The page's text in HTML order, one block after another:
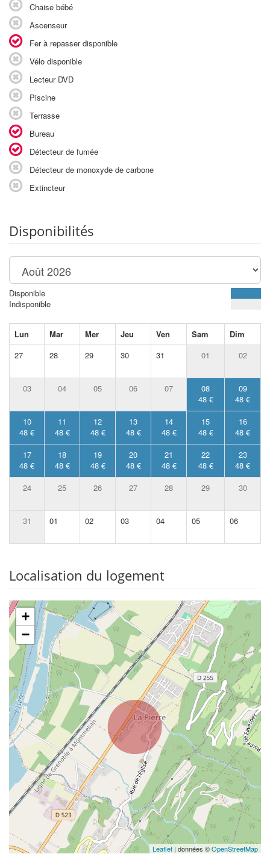
Chaise bébé
Ascenseur
Fer à repasser disponible
Vélo disponible
Lecteur DVD
Piscine
Terrasse
Bureau
Détecteur de fumée
Détecteur de monoxyde de carbone
Extincteur
Disponibilités
Disponible
Indisponible
Lun Mar Mer Jeu Ven Sam
Dim
27
28 29 30 31 01 02
03 04 05 06 07
08
48 €
09
48 €
10
48 €
11
48 €
12
48 €
13
48 €
14
48 €
15
48 €
16
48 €
17
48 €
18
48 €
19
48 €
20
48 €
21
48 €
22
48 €
23
48 €
24
25 26 27 28 29 30
31 01 02 03 04 05 06
Localisation du logement
+
−
Leaflet | données ©OpenStreetMap